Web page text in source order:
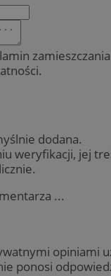
dodana.
weryfikacji, jej
...
opiniami
ponosi